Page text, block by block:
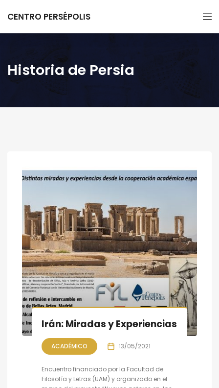
CENTRO PERSÉPOLIS
Historia de Persia
Irán: Miradas y Experiencias
ACADÉMICO 13/05/2021
Encuentro financiado por la Facultad de
Filosofía y Letras (UAM) y organizado en el